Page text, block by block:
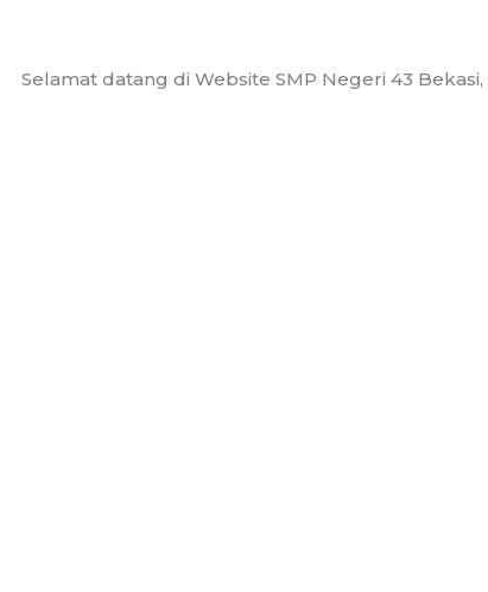
Selamat datang di Website SMP Negeri 43 Bekasi,